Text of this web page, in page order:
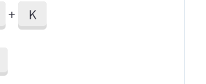
+ K